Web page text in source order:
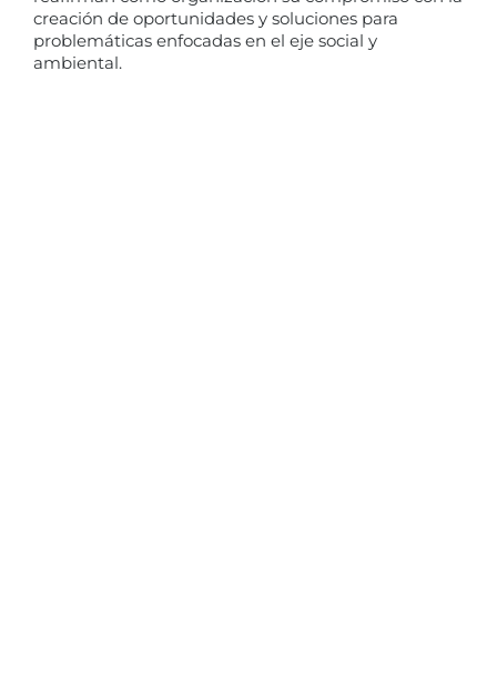
creación de oportunidades y soluciones para
problemáticas enfocadas en el eje social y
ambiental.